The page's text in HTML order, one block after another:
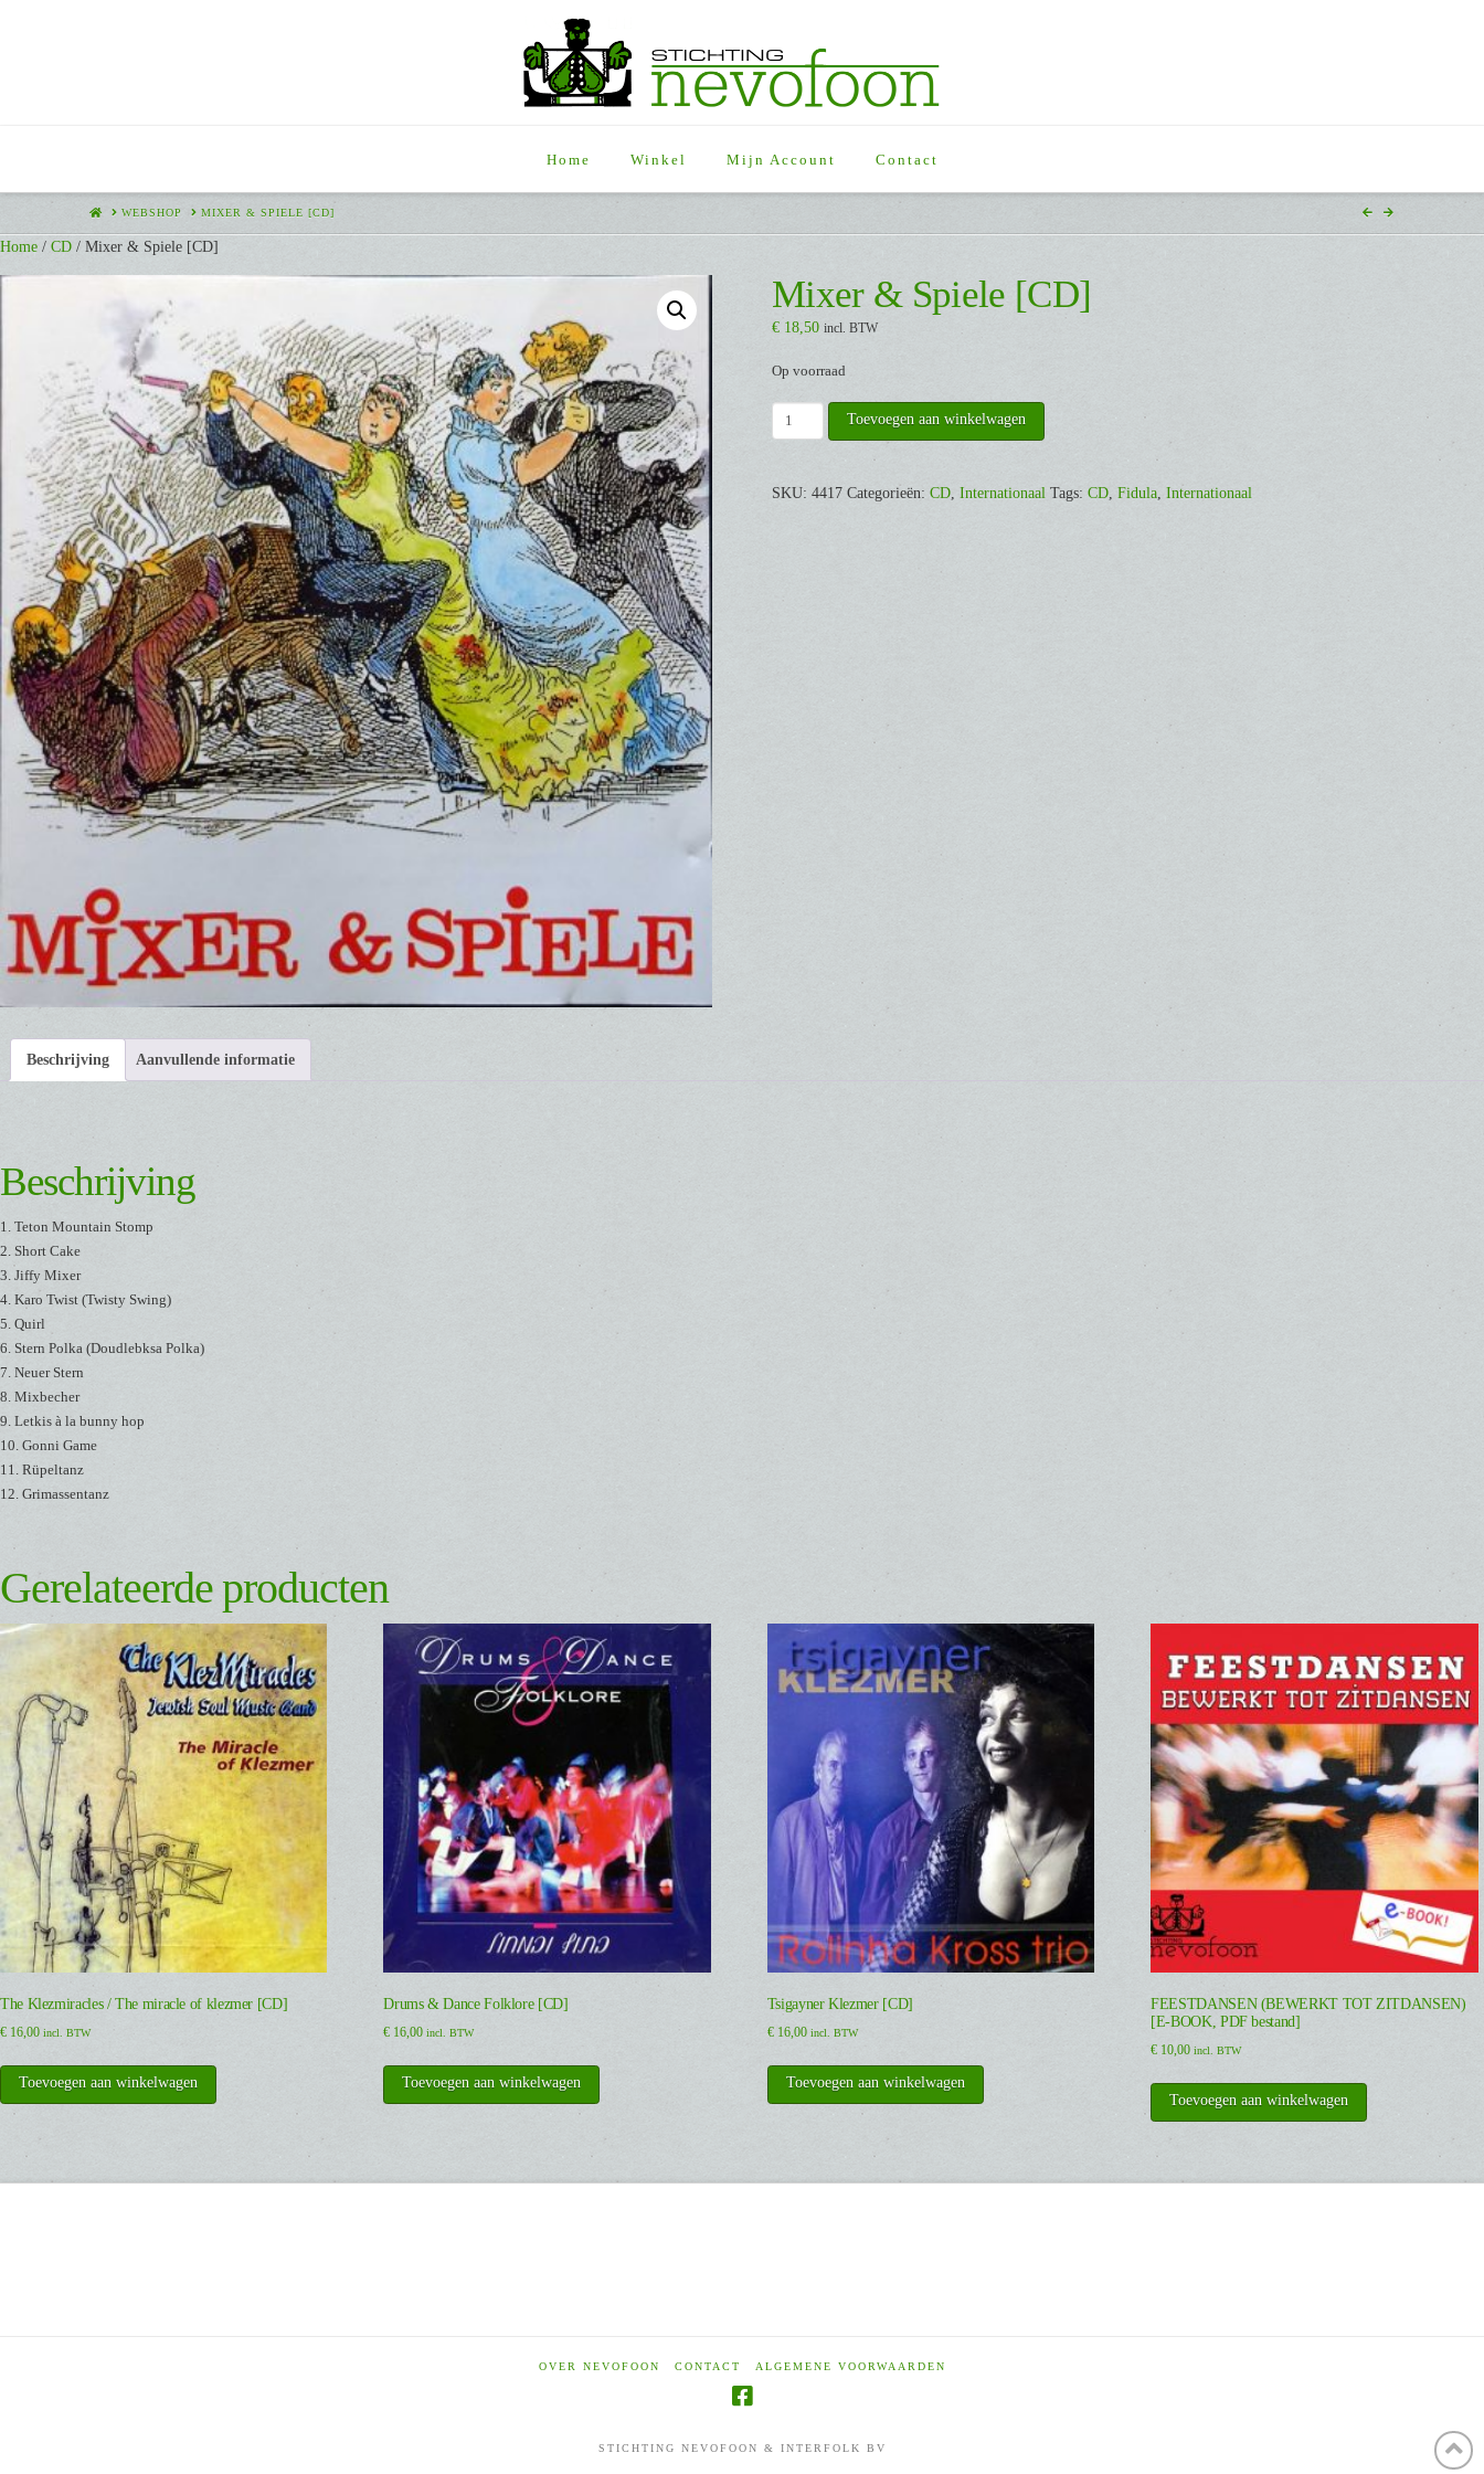
Home Winkel Mijn Account Contact
HOMEWEBSHOP MIXER & SPIELE [CD]
Home / CD / Mixer & Spiele [CD]
Mixer & Spiele [CD]
€18,50 incl. BTW
Op voorraad
Mixer
&
[CD]
Toevoegen aan winkelwagen
SKU: 4417 Categorieën: CD, Internationaal Tags: CD, Fidula, Internationaal
Beschrijving Aanvullende informatie
Beschrijving
1. Teton Mountain Stomp
2. Short Cake
3. Jiffy Mixer
4. Karo Twist (Twisty Swing)
5. Quirl
6. Stern Polka (Doudlebksa Polka)
7. Neuer Stern
8. Mixbecher
9. Letkis à la bunny hop
10. Gonni Game
11. Rüpeltanz
12. Grimassentanz
Gerelateerde producten
The Klezmiracles / The miracle of klezmer [CD]
€ 16,00 incl. BTW
Toevoegen aan winkelwagen
Drums & Dance Folklore [CD]
€ 16,00 incl. BTW
Toevoegen aan winkelwagen
Tsigayner Klezmer [CD]
€16,00 incl. BTW
Toevoegen aan winkelwagen
FEESTDANSEN (BEWERKT TOT ZITDANSEN)
[E-BOOK, PDF bestand]
€ 10,00 incl. BTW
Toevoegen aan winkelwagen
OVER NEVOFOON CONTACT ALGEMENE VOORWAARDEN
STICHTING NEVOFOON & INTERFOLK BV